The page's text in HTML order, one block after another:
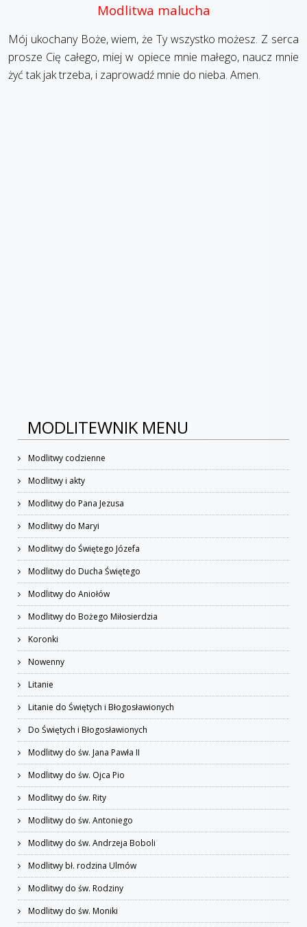
Modlitwa malucha
Mój ukochany Boże, wiem, że Ty wszystko możesz. Z serca
prosze Cię całego, miej w opiece mnie małego, naucz mnie
żyć tak jak trzeba, i zaprowadź mnie do nieba. Amen.
MODLITEWNIK MENU
Modlitwy codzienne
Modlitwy i akty
Modlitwy do Pana Jezusa
Modlitwy do Maryi
Modlitwy do Świętego Józefa
Modlitwy do Ducha Świętego
Modlitwy do Aniołów
Modlitwy do Bożego Miłosierdzia
Koronki
Nowenny
Litanie
Litanie do Świętych i Błogosławionych
Do Świętych i Błogosławionych
Modlitwy do św. Jana Pawła II
Modlitwy do św. Ojca Pio
Modlitwy do św. Rity
Modlitwy do św. Antoniego
Modlitwy do św. Andrzeja Boboli
Modlitwy bł. rodzina Ulmów
Modlitwy do św. Rodziny
Modlitwy do św. Moniki